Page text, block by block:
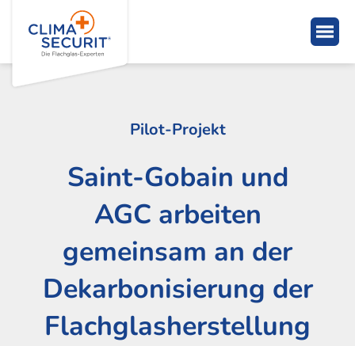
Pilot-Projekt
Saint-Gobain und
AGC arbeiten
gemeinsam an der
Dekarbonisierung der
Flachglasherstellung